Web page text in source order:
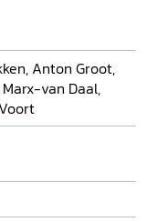
Anton Groot,
van Daal,